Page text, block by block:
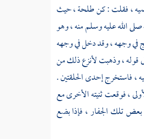
، فقلت : كنطلحة ،حيث
الله عليه وسلم منه ، وهو
في وجهه ، وقد دخل في وجهه
قوله ، وذهبت لأنزع ذلك من
، فاستخرج إحدى الحلقتين .
، فوقعت ثنيته الأخرى مع
تلك الجفار ، فإذا بضع